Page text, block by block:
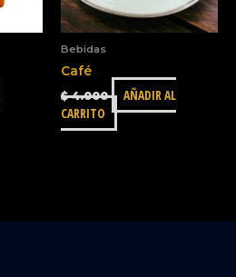
Bebidas
Café
$4.000
AÑADIR AL
CARRITO